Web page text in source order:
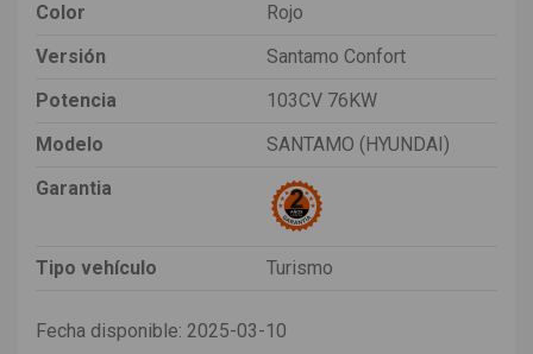
Color
Rojo
Versión
Santamo Confort
Potencia
103CV 76KW
Modelo
SANTAMO (HYUNDAI)
Garantia
Tipo vehículo Turismo
Fecha disponible: 2025-03-10